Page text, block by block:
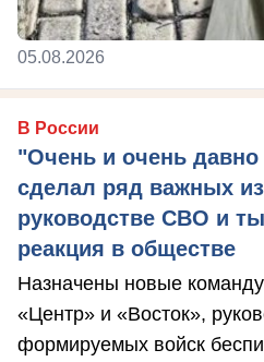
05.08.2026
В России
"Очень и очень
сделал ряд важных
руководстве СВО и
реакция в обществе
Назначены новые
«Центр» и «Восток»,
формируемых войск